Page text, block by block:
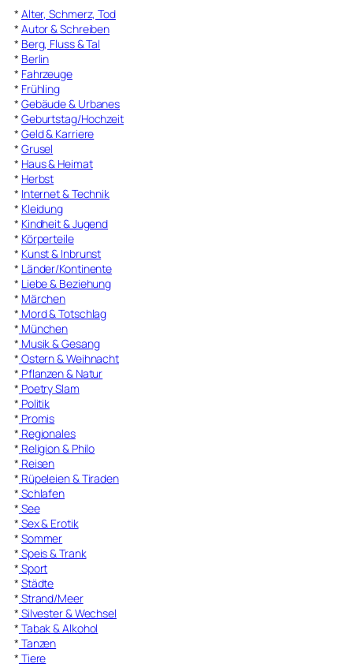
* Alter, Schmerz, Tod
* Autor & Schreiben
* Berg, Fluss & Tal
* Berlin
* Fahrzeuge
* Frühling
* Gebäude & Urbanes
* Geburtstag/Hochzeit
* Geld & Karriere
* Grusel
* Haus & Heimat
* Herbst
* Internet & Technik
* Kleidung
* Kindheit & Jugend
* Körperteile
* Kunst & Inbrunst
* Länder/Kontinente
* Liebe & Beziehung
* Märchen
* Mord & Totschlag
* München
* Musik & Gesang
* Ostern & Weihnacht
* Pflanzen & Natur
* Poetry Slam
* Politik
* Promis
* Regionales
* Religion & Philo
* Reisen
* Rüpeleien & Tiraden
* Schlafen
* See
* Sex & Erotik
* Sommer
* Speis & Trank
* Sport
* Städte
* Strand/Meer
* Silvester & Wechsel
* Tabak & Alkohol
* Tanzen
* Tiere